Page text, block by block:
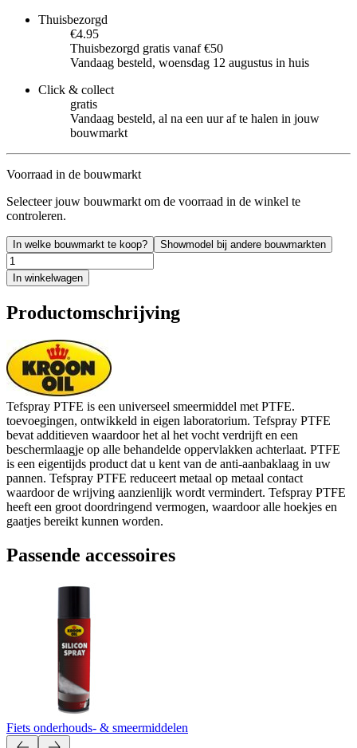
Thuisbezorgd
€4.95
Thuisbezorgd gratis vanaf €50
Vandaag besteld, woensdag 12 augustus in huis
Click & collect
gratis
Vandaag besteld, al na een uur af te halen in jouw
bouwmarkt
Voorraad in de bouwmarkt
Selecteer jouw bouwmarkt om de voorraad in de winkel te
controleren.
In welke bouwmarkt te koop? Showmodel bij andere bouwmarkten
In winkelwagen
Productomschrijving
Tefspray PTFE is een universeel smeermiddel met PTFE.
toevoegingen, ontwikkeld in eigen laboratorium. Tefspray PTFE
bevat additieven waardoor het al het vocht verdrijft en een
beschermlaagje op alle behandelde oppervlakken achterlaat. PTFE
is een eigentijds product dat u kent van de anti-aanbaklaag in uw
pannen. Tefspray PTFE reduceert metaal op metaal contact
waardoor de wrijving aanzienlijk wordt vermindert. Tefspray PTFE
heeft een groot doordringend vermogen, waardoor alle hoekjes en
gaatjes bereikt kunnen worden.
Passende accessoires
Fiets onderhouds- & smeermiddelen